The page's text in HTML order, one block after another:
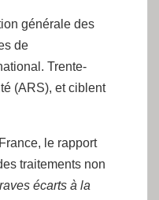
générale des
de
Trente-
(ARS), et ciblent
le rapport
traitements non
écarts à la